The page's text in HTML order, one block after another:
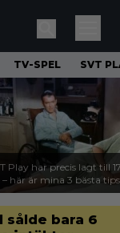
TV-SPEL SVT
Play har precis lagt till
här är mina 3 bästa tips
sålde bara 6